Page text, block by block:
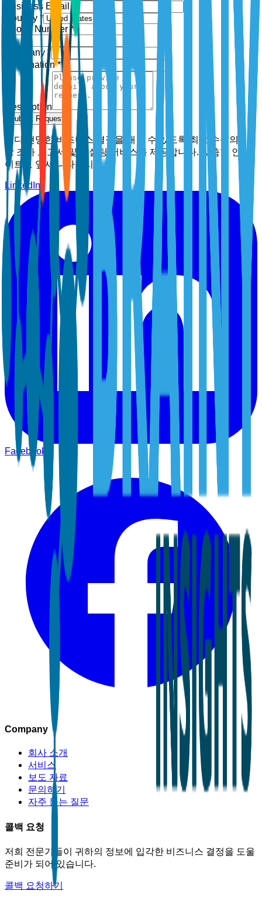
Business Email *
Country *
Phone Number *
Company *
Designation *
Description
Submit Request
보다 현명한 비즈니스 결정을 내릴 수 있도록 최고 수준의 시
장 조사 보고서 및 컨설팅 서비스를 제공합니다. 맞춤형 인사
이트로 앞서 나타십시오.
LinkedIn
Facebook
Company
회사 소개
서비스
보도 자료
문의하기
자주 묻는 질문
콜백 요청
저희 전문가들이 귀하의 정보에 입각한 비즈니스 결정을 도울
준비가 되어 있습니다.
콜백 요청하기